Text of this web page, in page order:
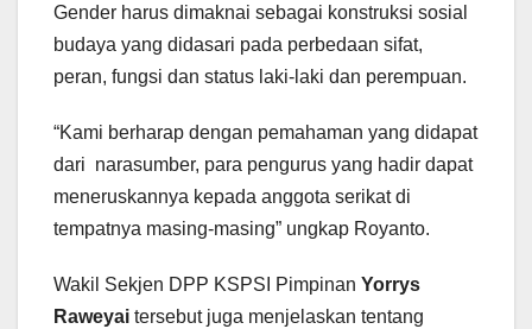
Gender harus dimaknai sebagai konstruksi sosial
budaya yang didasari pada perbedaan sifat,
peran, fungsi dan status laki-laki dan perempuan.
“Kami berharap dengan pemahaman yang didapat
dari narasumber, para pengurus yang hadir dapat
meneruskannya kepada anggota serikat di
tempatnya masing-masing” ungkap Royanto.
Wakil Sekjen DPP KSPSI Pimpinan Yorrys
Raweyai tersebut juga menjelaskan tentang